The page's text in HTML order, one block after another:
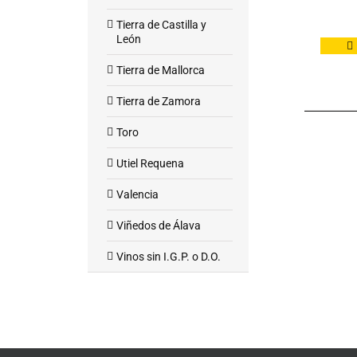
Tierra de Castilla y
León
Tierra de Mallorca
Tierra de Zamora
Toro
Utiel Requena
Valencia
Viñedos de Álava
Vinos sin I.G.P. o D.O.